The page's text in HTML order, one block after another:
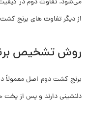
می‌شود. تفاوت دوم در کیفیت
از دیگر تفاوت های برنج
روش تشخیص
برنج کشت دوم اصل معمولاً
دلنشینی دارند و پس از پخت